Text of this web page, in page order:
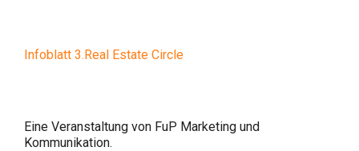
Infoblatt 3.Real Estate Circle
Eine Veranstaltung von FuP Marketing und
Kommunikation.